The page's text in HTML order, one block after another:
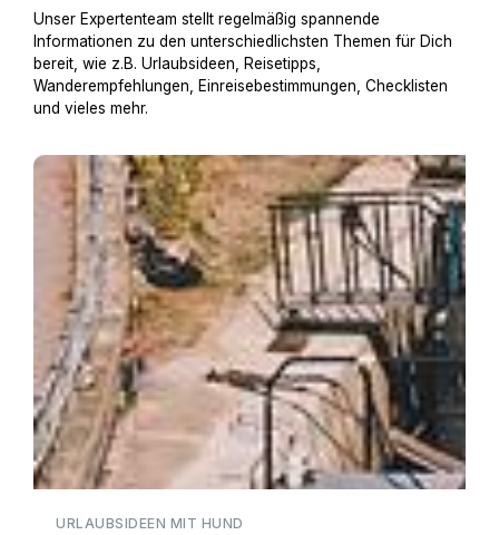
Unser Expertenteam stellt regelmäßig spannende
Informationen zu den unterschiedlichsten Themen für Dich
bereit, wie z.B. Urlaubsideen, Reisetipps,
Wanderempfehlungen, Einreisebestimmungen, Checklisten
und vieles mehr.
Hausboot mit Hund
URLAUBSIDEEN MIT HUND